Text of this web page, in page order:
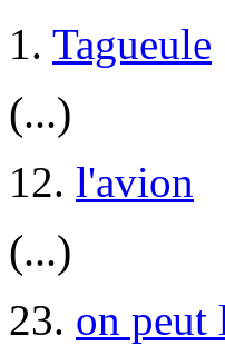
1. Tagueule
(...)
12. l'avion
(...)
23. on peut